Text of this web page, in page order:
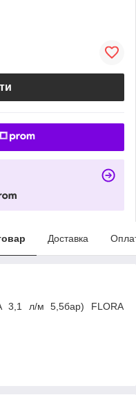
Доставка
3,1 л/м 5,5бар) FLORA